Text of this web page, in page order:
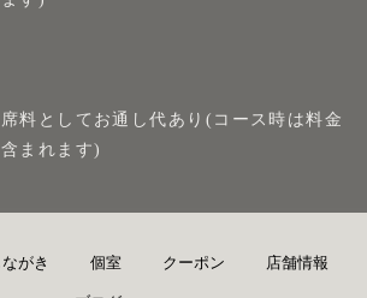
料としてお通し代あり(コース時は料金
まれます)
がき 個室 クーポン 店舗情報